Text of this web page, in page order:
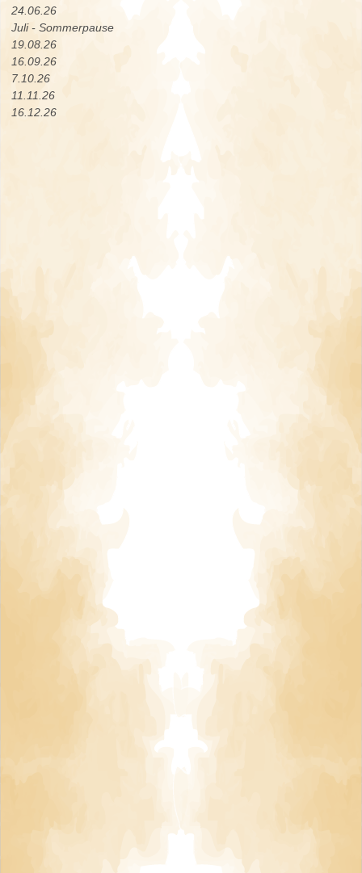
24.06.26
Juli - Sommerpause
19.08.26
16.09.26
7.10.26
11.11.26
16.12.26